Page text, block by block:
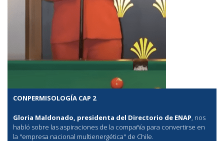
CONPERMISOLOGÍA CAP 2
Gloria Maldonado, presidenta del Directorio de ENAP, nos
habló sobre las aspiraciones de la compañía para convertirse en
la "empresa nacional multienergética" de Chile.